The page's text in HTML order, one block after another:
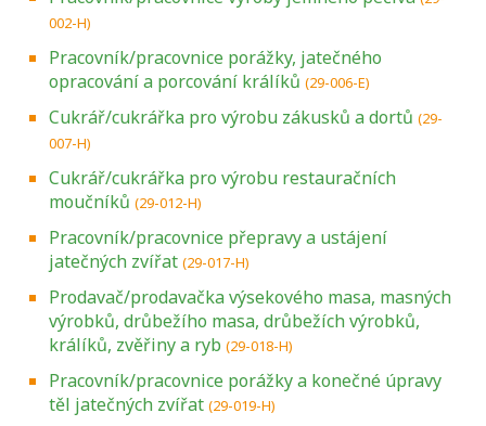
002-H)
Pracovník/pracovnice porážky, jatečného
opracování a porcování králíků (29-006-E)
Cukrář/cukrářka pro výrobu zákusků a dortů (29-
007-H)
Cukrář/cukrářka pro výrobu restauračních
moučníků (29-012-H)
Pracovník/pracovnice přepravy a ustájení
jatečných zvířat (29-017-H)
Prodavač/prodavačka výsekového masa, masných
výrobků, drůbežího masa, drůbežích výrobků,
králíků, zvěřiny a ryb (29-018-H)
Pracovník/pracovnice porážky a konečné úpravy
těl jatečných zvířat (29-019-H)